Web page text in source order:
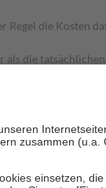
Regel die Kosten
als die